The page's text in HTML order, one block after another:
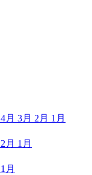
4月 3月 2月 1月
2月 1月
1月